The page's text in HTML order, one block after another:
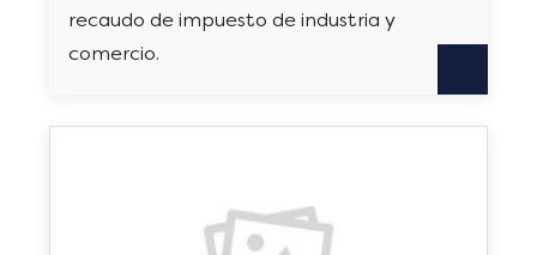
recaudo de impuesto de industria y
comercio.